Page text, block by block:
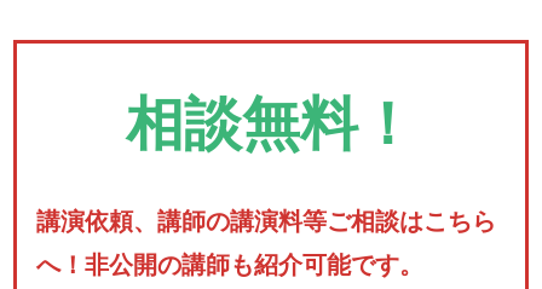
相談無料！
講演依頼、講師の講演料等ご相談はこちら
へ！非公開の講師も紹介可能です。